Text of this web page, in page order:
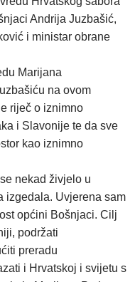
Andrija Juzbašić,
i ministar obrane
Marijana
na ovom
riječ o iznimno
i Slavonije te da sve
kao iznimno
nekad živjelo u
izgedala. Uvjerena sam
općini Bošnjaci. Cilj
podržati
preradu
i Hrvatskoj i svijetu s